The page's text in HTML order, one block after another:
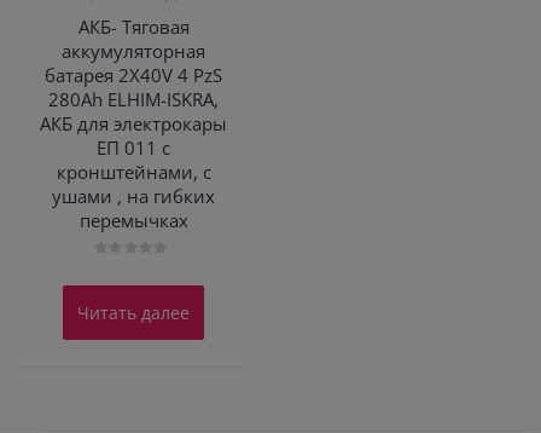
АКБ- Тяговая
аккумуляторная
батарея 2X40V 4 PzS
280Ah ELHIM-ISKRA,
АКБ для электрокары
ЕП 011 с
кронштейнами, с
ушами , на гибких
перемычках
0
5
Читать далее